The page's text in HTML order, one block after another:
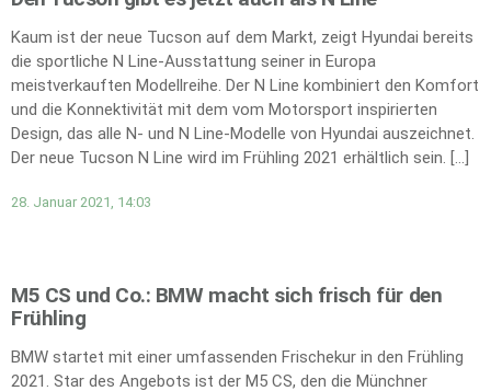
Kaum ist der neue Tucson auf dem Markt, zeigt Hyundai bereits
die sportliche N Line-Ausstattung seiner in Europa
meistverkauften Modellreihe. Der N Line kombiniert den Komfort
und die Konnektivität mit dem vom Motorsport inspirierten
Design, das alle N- und N Line-Modelle von Hyundai auszeichnet.
Der neue Tucson N Line wird im Frühling 2021 erhältlich sein. […]
28. Januar 2021, 14:03
M5 CS und Co.: BMW macht sich frisch für den
Frühling
BMW startet mit einer umfassenden Frischekur in den Frühling
2021. Star des Angebots ist der M5 CS, den die Münchner